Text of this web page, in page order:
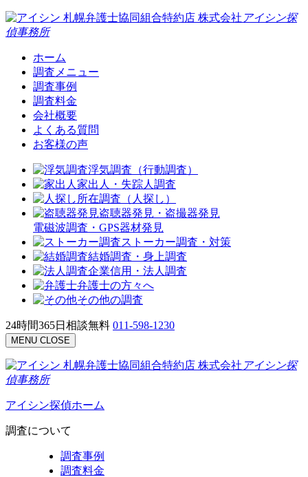
札幌弁護士協同組合特約店 株式会社 アイシン探
偵事務所
ホーム
調査メニュー
調査事例
調査料金
会社概要
よくある質問
お客様の声
浮気調査（行動調査）
家出人・失踪人調査
所在調査（人探し）
盗聴器発見・盗撮器発見
電磁波調査・GPS器材発見
ストーカー調査・対策
結婚調査・身上調査
企業信用・法人調査
弁護士の方々へ
その他の調査
24時間365日相談無料 011-598-1230
MENU CLOSE
札幌弁護士協同組合特約店 株式会社 アイシン探
偵事務所
アイシン探偵ホーム
調査について
調査事例
調査料金